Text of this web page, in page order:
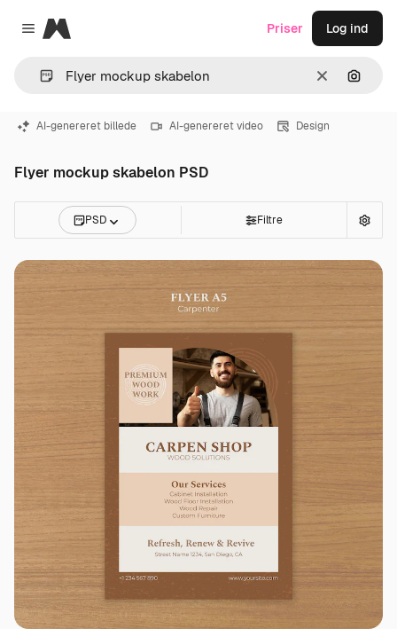
Close menu
Magnific
Klar Søg
Priser Log ind
AI-genereret billede AI-genereret video Design
Flyer mockup skabelon PSD
PSD Filtre